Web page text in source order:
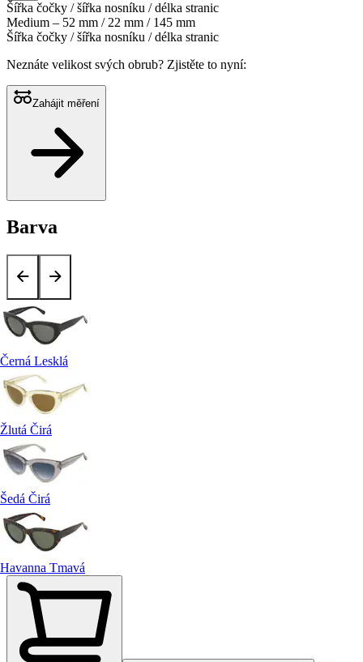
Šířka čočky / šířka nosníku / délka stranic
Medium – 52 mm / 22 mm / 145 mm
Šířka čočky / šířka nosníku / délka stranic
Neznáte velikost svých obrub? Zjistěte to nyní:
Zahájit měření
Barva
Černá Lesklá
Žlutá Čirá
Šedá Čirá
Havanna Tmavá